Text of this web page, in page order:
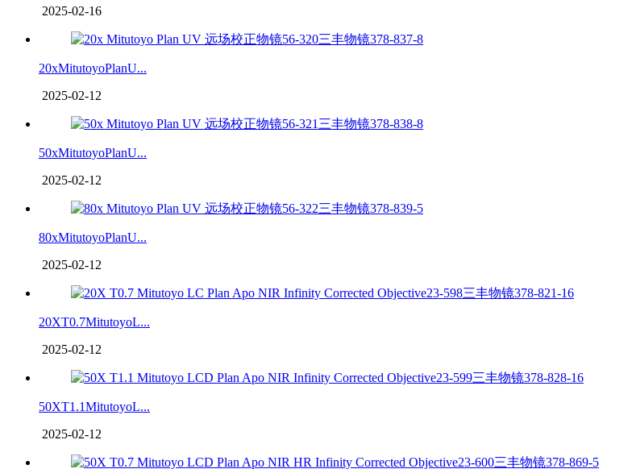
2025-02-16
20xMitutoyoPlanU...
2025-02-12
50xMitutoyoPlanU...
2025-02-12
80xMitutoyoPlanU...
2025-02-12
20XT0.7MitutoyoL...
2025-02-12
50XT1.1MitutoyoL...
2025-02-12